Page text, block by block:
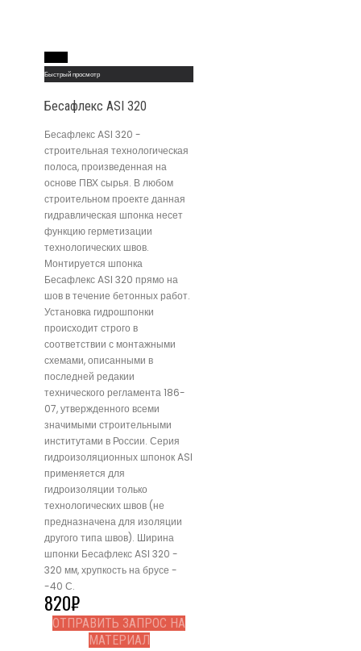
Быстрый просмотр
Бесафлекс ASI 320
Бесафлекс ASI 320 -
строительная технологическая
полоса, произведенная на
основе ПВХ сырья. В любом
строительном проекте данная
гидравлическая шпонка несет
функцию герметизации
технологических швов.
Монтируется шпонка
Бесафлекс ASI 320 прямо на
шов в течение бетонных работ.
Установка гидрошпонки
происходит строго в
соответствии с монтажными
схемами, описанными в
последней редакии
технического регламента 186-
07, утвержденного всеми
значимыми строительными
институтами в России. Серия
гидроизоляционных шпонок ASI
применяется для
гидроизоляции только
технологических швов (не
предназначена для изоляции
другого типа швов). Ширина
шпонки Бесафлекс ASI 320 -
320 мм, хрупкость на брусе -
-40 С.
820₽
ОТПРАВИТЬ ЗАПРОС НА
МАТЕРИАЛ